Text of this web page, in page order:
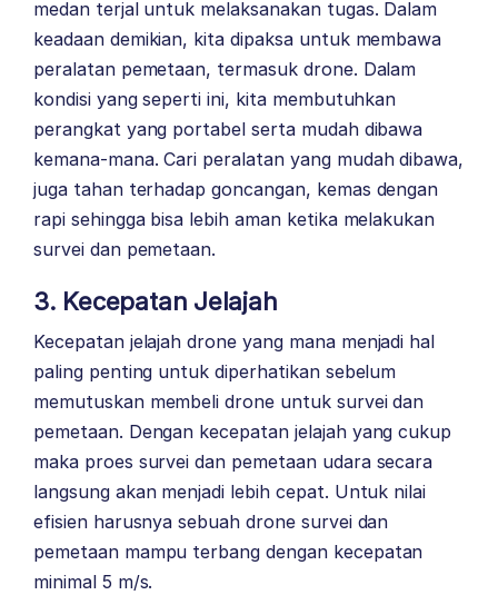
medan terjal untuk melaksanakan tugas. Dalam
keadaan demikian, kita dipaksa untuk membawa
peralatan pemetaan, termasuk drone. Dalam
kondisi yang seperti ini, kita membutuhkan
perangkat yang portabel serta mudah dibawa
kemana-mana. Cari peralatan yang mudah dibawa,
juga tahan terhadap goncangan, kemas dengan
rapi sehingga bisa lebih aman ketika melakukan
survei dan pemetaan.
3. Kecepatan Jelajah
Kecepatan jelajah drone yang mana menjadi hal
paling penting untuk diperhatikan sebelum
memutuskan membeli drone untuk survei dan
pemetaan. Dengan kecepatan jelajah yang cukup
maka proes survei dan pemetaan udara secara
langsung akan menjadi lebih cepat. Untuk nilai
efisien harusnya sebuah drone survei dan
pemetaan mampu terbang dengan kecepatan
minimal 5 m/s.